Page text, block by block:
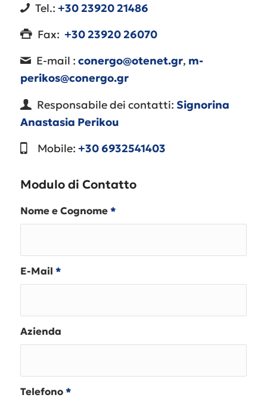
Tel.: +3023920 21486
Fax: +30 23920 26070
E-mail : conergo@otenet.gr, m-
perikos@conergo.gr
Responsabile dei contatti: Signorina
Anastasia Perikou
Mobile: +30 6932541403
Modulo di Contatto
Nome e Cognome *
E-Mail *
Azienda
Telefono *